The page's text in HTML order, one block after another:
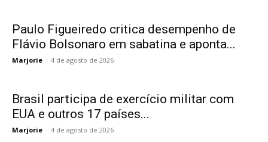
Paulo Figueiredo critica desempenho de
Flávio Bolsonaro em sabatina e aponta...
Marjorie - 4 de agosto de 2026
Brasil participa de exercício militar com
EUA e outros 17 países...
Marjorie - 4 de agosto de 2026